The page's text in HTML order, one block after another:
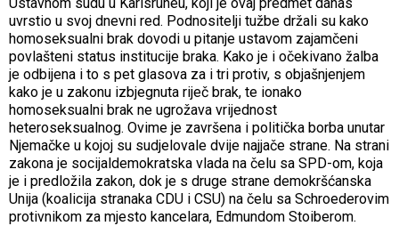
uvrstio u svoj dnevni red. Podnositelji tužbe držali su kako
homoseksualni brak dovodi u pitanje ustavom zajamčeni
povlašteni status institucije braka. Kako je i očekivano žalba
je odbijena i to s pet glasova za i tri protiv, s objašnjenjem
kako je u zakonu izbjegnuta riječ brak, te ionako
homoseksualni brak ne ugrožava vrijednost
heteroseksualnog. Ovime je završena i politička borba unutar
Njemačke u kojoj su sudjelovale dvije najjače strane. Na strani
zakona je socijaldemokratska vlada na čelu sa SPD-om, koja
je i predložila zakon, dok je s druge strane demokršćanska
Unija (koalicija stranaka CDU i CSU) na čelu sa Schroederovim
protivnikom za mjesto kancelara, Edmundom Stoiberom.